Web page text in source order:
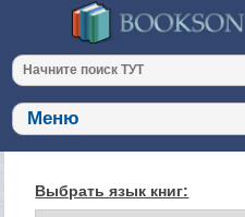
Выбрать язык книг: